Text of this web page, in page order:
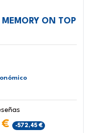
ON TOP
€ -572,45 €